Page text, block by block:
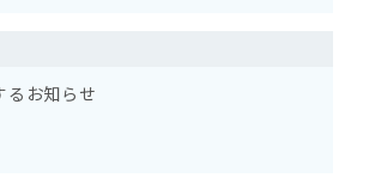
るお知らせ